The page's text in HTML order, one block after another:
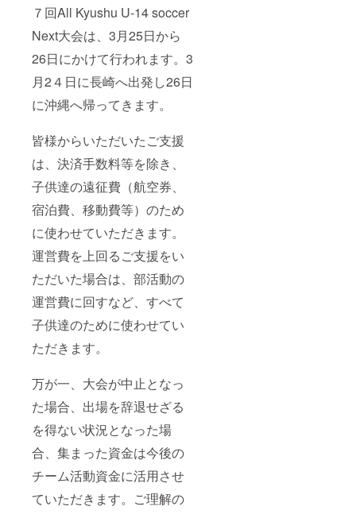
７回All Kyushu U-14 soccer
Next大会は、3月25日から
26日にかけて行われます。3
月2４日に長崎へ出発し26日
に沖縄へ帰ってきます。
皆様からいただいたご支援
は、決済手数料等を除き、
子供達の遠征費（航空券、
宿泊費、移動費等）のため
に使わせていただきます。
運営費を上回るご支援をい
ただいた場合は、部活動の
運営費に回すなど、すべて
子供達のために使わせてい
ただきます。
万が一、大会が中止となっ
た場合、出場を辞退せざる
を得ない状況となった場
合、集まった資金は今後の
チーム活動資金に活用させ
ていただきます。ご理解の